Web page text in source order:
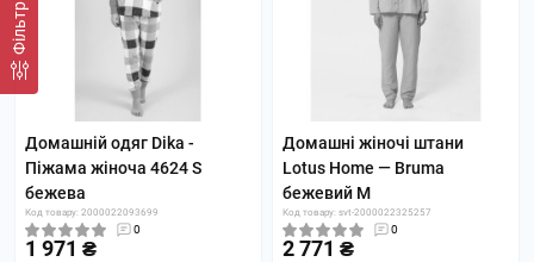
Фільтр
Домашній одяг Dika -
Піжама жіноча 4624 S
бежева
Код товару: 2000022093699
0
1 971 ₴
Домашні жіночі штани
Lotus Home — Bruma
бежевий M
Код товару: svt-2000022325257
0
2 771 ₴